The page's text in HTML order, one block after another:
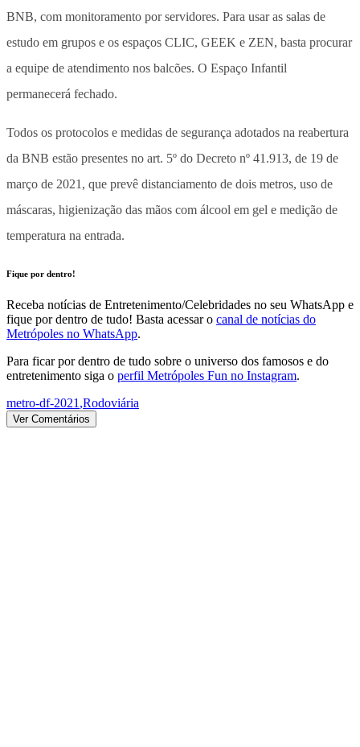
BNB, com monitoramento por servidores. Para usar as salas de
estudo em grupos e os espaços CLIC, GEEK e ZEN, basta procurar
a equipe de atendimento nos balcões. O Espaço Infantil
permanecerá fechado.
Todos os protocolos e medidas de segurança adotados na reabertura
da BNB estão presentes no art. 5º do Decreto nº 41.913, de 19 de
março de 2021, que prevê distanciamento de dois metros, uso de
máscaras, higienização das mãos com álcool em gel e medição de
temperatura na entrada.
Fique por dentro!
Receba notícias de Entretenimento/Celebridades no seu WhatsApp e
fique por dentro de tudo! Basta acessar o canal de notícias do
Metrópoles no WhatsApp.
Para ficar por dentro de tudo sobre o universo dos famosos e do
entretenimento siga o perfil Metrópoles Fun no Instagram.
metro-df-2021,Rodoviária
Ver Comentários